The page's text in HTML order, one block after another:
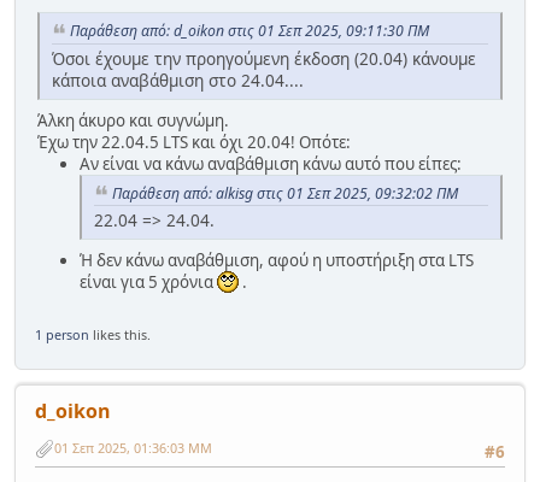
Παράθεση από: d_oikon στις 01 Σεπ 2025, 09:11:30 ΠΜ
Όσοι έχουμε την προηγούμενη έκδοση (20.04) κάνουμε
κάποια αναβάθμιση στο 24.04....
Άλκη άκυρο και συγνώμη.
Έχω την 22.04.5 LTS και όχι 20.04! Οπότε:
Αν είναι να κάνω αναβάθμιση κάνω αυτό που είπες:
Παράθεση από: alkisg στις 01 Σεπ 2025, 09:32:02 ΠΜ
22.04 => 24.04.
Ή δεν κάνω αναβάθμιση, αφού η υποστήριξη στα LTS
είναι για 5 χρόνια
.
1 person likes this.
d_oikon
#6
01 Σεπ 2025, 01:36:03 ΜΜ